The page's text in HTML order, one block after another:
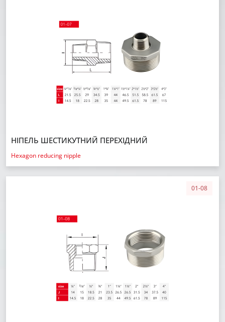
НІПЕЛЬ ШЕСТИКУТНИЙ ПЕРЕХІДНИЙ
Hexagon reducing nipple
01-08